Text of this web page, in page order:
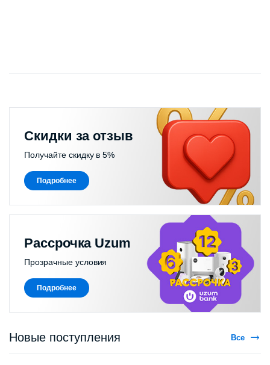
Скидки за отзыв
Получайте скидку в 5%
Подробнее
Рассрочка Uzum
Прозрачные условия
Подробнее
Новые поступления Все